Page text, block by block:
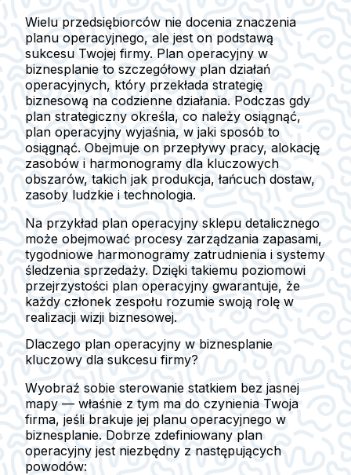
Wielu przedsiębiorców nie docenia znaczenia
planu operacyjnego, ale jest on podstawą
sukcesu Twojej firmy. Plan operacyjny w
biznesplanie to szczegółowy plan działań
operacyjnych, który przekłada strategię
biznesową na codzienne działania. Podczas gdy
plan strategiczny określa, co należy osiągnąć,
plan operacyjny wyjaśnia, w jaki sposób to
osiągnąć. Obejmuje on przepływy pracy, alokację
zasobów i harmonogramy dla kluczowych
obszarów, takich jak produkcja, łańcuch dostaw,
zasoby ludzkie i technologia.
Na przykład plan operacyjny sklepu detalicznego
może obejmować procesy zarządzania zapasami,
tygodniowe harmonogramy zatrudnienia i systemy
śledzenia sprzedaży. Dzięki takiemu poziomowi
przejrzystości plan operacyjny gwarantuje, że
każdy członek zespołu rozumie swoją rolę w
realizacji wizji biznesowej.
Dlaczego plan operacyjny w biznesplanie
kluczowy dla sukcesu firmy?
Wyobraź sobie sterowanie statkiem bez jasnej
mapy — właśnie z tym ma do czynienia Twoja
firma, jeśli brakuje jej planu operacyjnego w
biznesplanie. Dobrze zdefiniowany plan
operacyjny jest niezbędny z następujących
powodów: